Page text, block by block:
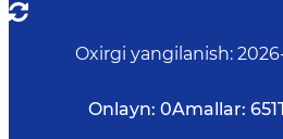
Oxirgi yangilanish:
Onlayn: 0Amallar: 651